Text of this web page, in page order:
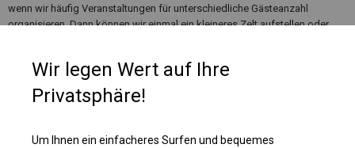
wenn wir häufig Veranstaltungen für unterschiedliche Gästeanzahl
organisieren. Dann können wir einmal ein kleineres Zelt aufstellen oder
Einzelheiten ansehen
Plane ändern
Wir legen Wert auf Ihre
Privatsphäre!
Um Ihnen ein einfacheres Surfen und bequemes